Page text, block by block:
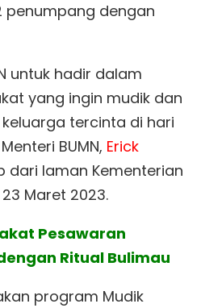
penumpang dengan
untuk hadir dalam
yang ingin mudik dan
tercinta di hari
BUMN, Erick
dari laman Kementerian
Maret 2023.
Pesawaran
Ritual Bulimau
program Mudik